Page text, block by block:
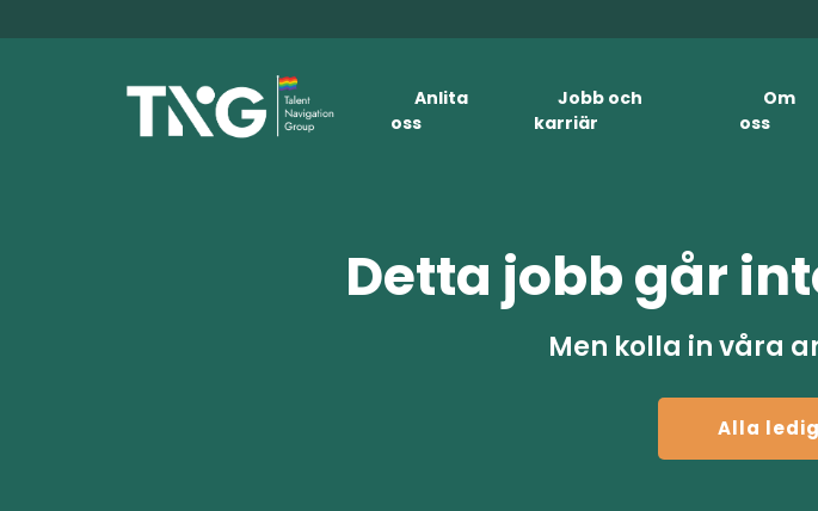
Anlita
oss
Jobb och
karriär
Om
oss
Detta jobb går
Men kolla in våra
Alla